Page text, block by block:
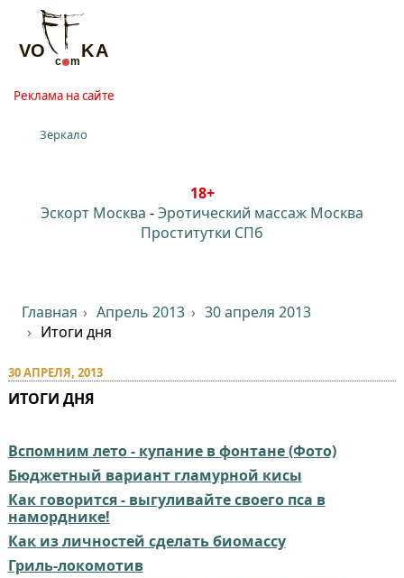
Реклама на сайте
Зеркало
18+
Эскорт Москва -Эротический массаж Москва
Проститутки СПб
Главная Апрель 2013
30 апреля 2013
Итоги дня
30 АПРЕЛЯ, 2013
ИТОГИ ДНЯ
Вспомним лето - купание в фонтане (Фото)
Бюджетный вариант гламурной кисы
Как говорится - выгуливайте своего пса в
наморднике!
Как из личностей сделать биомассу
Гриль-локомотив